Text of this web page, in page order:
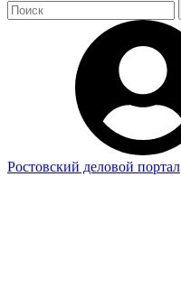
Ростовский деловой портал